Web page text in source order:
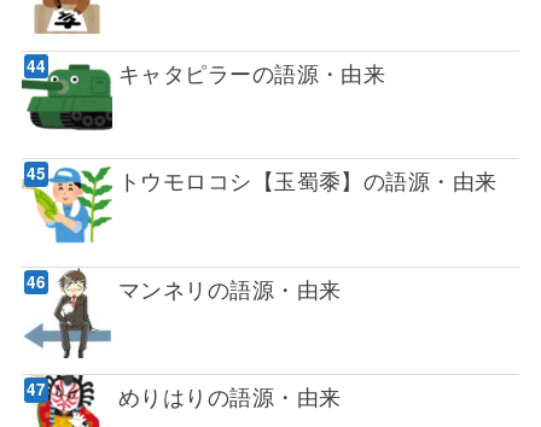
キャタピラーの語源・由来
トウモロコシ【玉蜀黍】の語源・由来
マンネリの語源・由来
めりはりの語源・由来